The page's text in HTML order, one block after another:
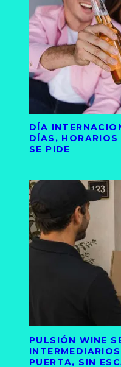
DÍA
DÍAS,
SE PIDE
PULSIÓN WINE
PUERTA, SIN